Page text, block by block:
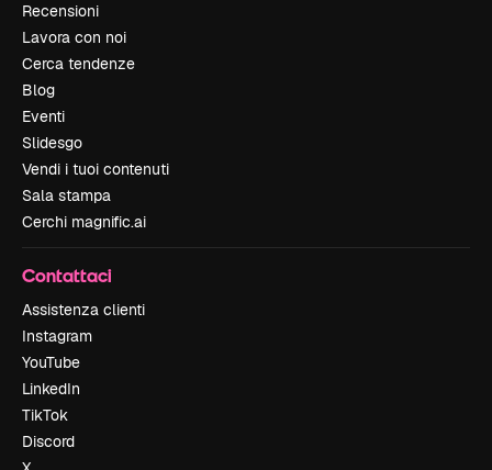
Recensioni
Lavora con noi
Cerca tendenze
Blog
Eventi
Slidesgo
Vendi i tuoi contenuti
Sala stampa
Cerchi magnific.ai
Contattaci
Assistenza clienti
Instagram
YouTube
LinkedIn
TikTok
Discord